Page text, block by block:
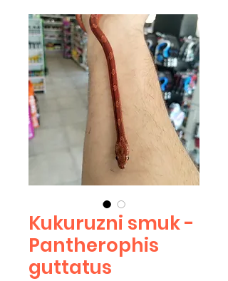
Kukuruzni smuk -
Pantherophis
guttatus